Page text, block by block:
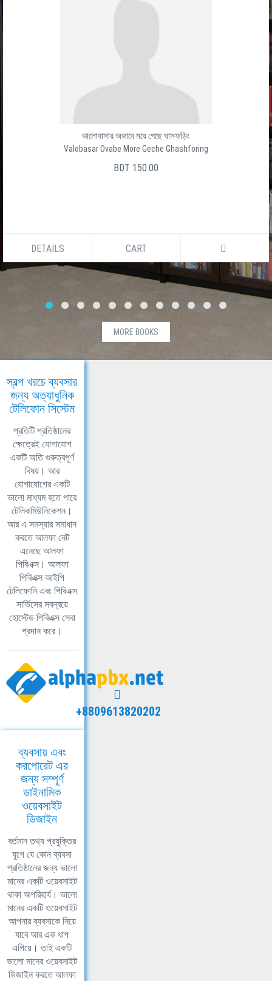
ভালোবাসার অভাবে মরে গেছে ঘাসফড়িং
Valobasar Ovabe More Geche Ghashforing
BDT 150.00
DETAILS CART
MORE BOOKS
স্বল্প খরচে ব্যবসার
জন্য অত্যাধুনিক
টেলিফোন সিস্টেম
প্রতিটি প্রতিষ্ঠানের
ক্ষেত্রেই যোগাযোগ
একটি অতি গুরুত্বপূর্ণ
বিষয়। আর
যোগাযোগের একটি
ভালো মাধ্যম হতে পারে
টেলিকমিউনিকেশন।
আর এ সমস্যার সমাধান
করতে আলফা নেট
এনেছে আলফা
পিবিএক্স। আলফা
পিবিএক্স আইপি
টেলিফোনি এবং পিবিএক্স
সার্ভিসের সবন্বয়ে
হোস্টেড পিবিএক্স সেবা
প্রদান করে।
+8809613820202
ব্যবসায় এবং
করপোরেট এর
জন্য সম্পূর্ণ
ডাইনামিক
ওয়েবসাইট
ডিজাইন
বর্তমান তথ্য প্রযুক্তির
যুগে যে কোন ব্যবসা
প্রতিষ্ঠানের জন্য ভালো
মানের একটি ওয়েবসাইট
থাকা অপরিহার্য। ভালো
মানের একটি ওয়েবসাইট
আপনার ব্যবসাকে নিয়ে
যাবে আর এক ধাপ
এগিয়ে। তাই একটি
ভালো মানের ওয়েবসাইট
ডিজাইন করতে আলফা